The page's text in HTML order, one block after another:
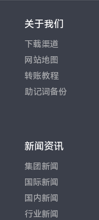
关于我们
下载渠道
网站地图
转账教程
助记词备份
新闻资讯
集团新闻
国际新闻
国内新闻
行业新闻